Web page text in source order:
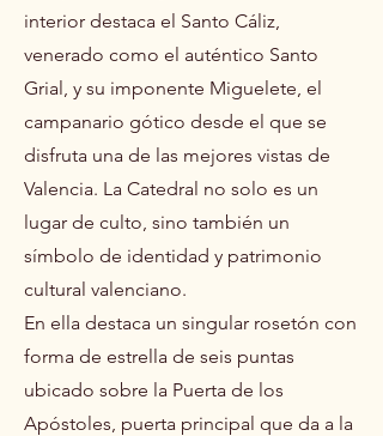
interior destaca el Santo Cáliz,
venerado como el auténtico Santo
Grial, y su imponente Miguelete, el
campanario gótico desde el que se
disfruta una de las mejores vistas de
Valencia. La Catedral no solo es un
lugar de culto, sino también un
símbolo de identidad y patrimonio
cultural valenciano.
En ella destaca un singular rosetón con
forma de estrella de seis puntas
ubicado sobre la Puerta de los
Apóstoles, puerta principal que da a la